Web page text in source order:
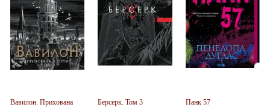
Вавилон. Прихована
Берсерк. Том 3 Панк 57